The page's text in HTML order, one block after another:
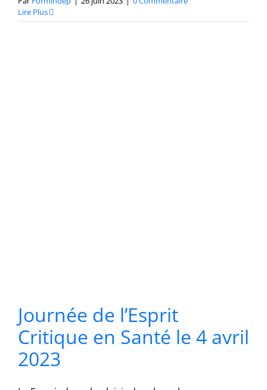
Lire Plus
Journée de l’Esprit
Critique en Santé le 4 avril
2023